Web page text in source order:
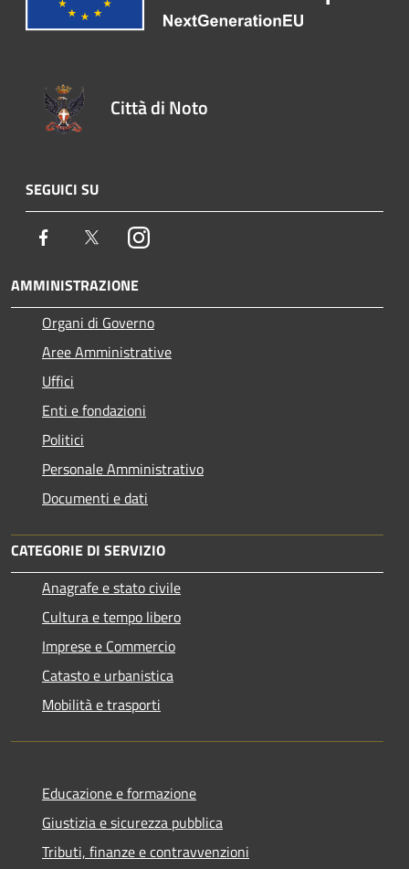
Città di Noto
SEGUICI SU
Facebook TwitterInstagram
AMMINISTRAZIONE
Organi di Governo
Aree Amministrative
Uffici
Enti e fondazioni
Politici
Personale Amministrativo
Documenti e dati
CATEGORIE DI SERVIZIO
Anagrafe e stato civile
Cultura e tempo libero
Imprese e Commercio
Catasto e urbanistica
Mobilità e trasporti
Educazione e formazione
Giustizia e sicurezza pubblica
Tributi, finanze e contravvenzioni